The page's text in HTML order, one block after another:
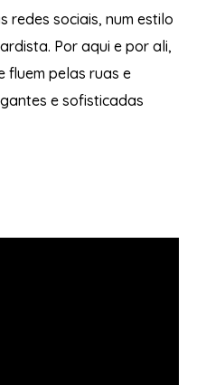
redes sociais, num estilo
Por aqui e por ali,
fluem pelas ruas e
e sofisticadas